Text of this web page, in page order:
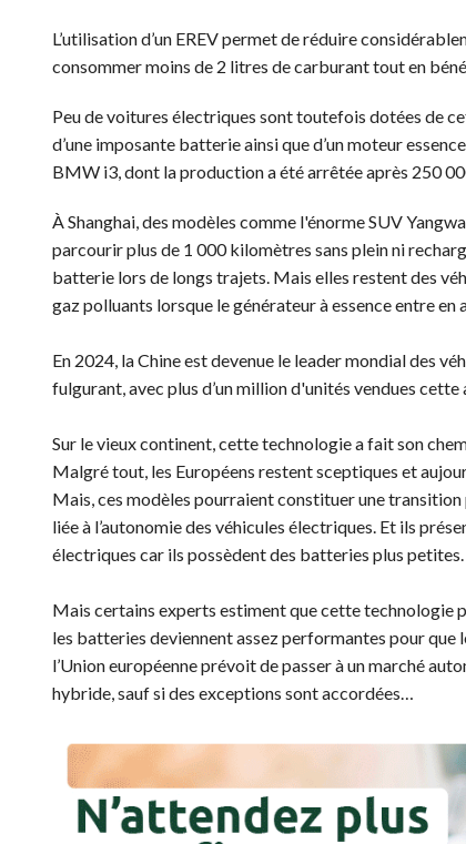
L’utilisation d’un EREV permet de réduire
consommer moins de 2 litres de carburant tout en
Peu de voitures électriques sont toutefois dotées de
d’une imposante batterie ainsi que d’un moteur
BMW i3, dont la production a été arrêtée après 250
À Shanghai, des modèles comme l'énorme SUV
parcourir plus de 1 000 kilomètres sans plein ni
batterie lors de longs trajets. Mais elles restent des
gaz polluants lorsque le générateur à essence entre en
En 2024, la Chine est devenue le leader mondial des
fulgurant, avec plus d’un million d'unités vendues
Sur le vieux continent, cette technologie a fait son
Malgré tout, les Européens restent sceptiques et
Mais, ces modèles pourraient constituer une
liée à l’autonomie des véhicules électriques. Et ils
électriques car ils possèdent des batteries plus petites.
Mais certains experts estiment que cette technologie
les batteries deviennent assez performantes pour que
l’Union européenne prévoit de passer à un marché
hybride, sauf si des exceptions sont accordées…